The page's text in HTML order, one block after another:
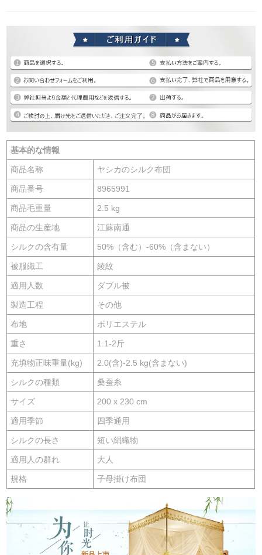
基本的な情報
商品名称 ヤシカのシルク布団
商品番号 8965991
商品毛重量 2.5 kg
商品の生産地 江蘇南通
シルクの含有量 50%（含む）-60%（含まない）
被服織工 綾紋
適用人数 ダブル被
製造工程 その他
布地 ポリエステル
重さ 1.1-2斤
充填物正味重量(kg) 2.0(含)-2.5 kg(含まない)
シルクの種類 桑蚕糸
サイズ 200 x 230 cm
適用季節 四季通用
シルクの長さ 短い絹織物
適用人の群れ 大人
規格 子母掛け布団